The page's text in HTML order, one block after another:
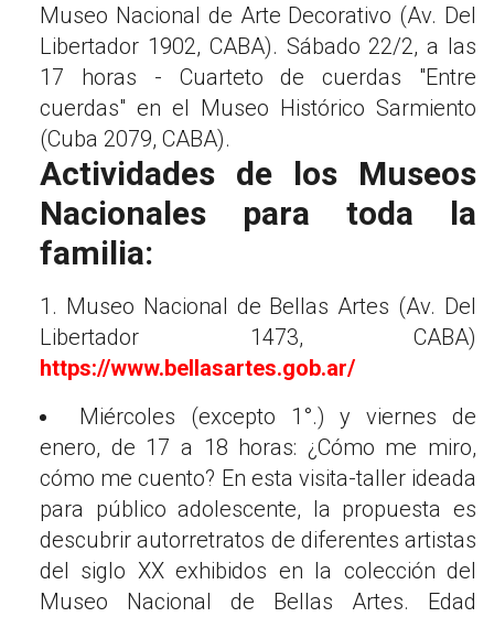
Museo Nacional de Arte Decorativo (Av. Del
Libertador 1902, CABA). Sábado 22/2, a las
17 horas - Cuarteto de cuerdas "Entre
cuerdas" en el Museo Histórico Sarmiento
(Cuba 2079, CABA).
Actividades de los Museos
Nacionales para toda la
familia:
1. Museo Nacional de Bellas Artes (Av. Del
Libertador 1473, CABA)
https://www.bellasartes.gob.ar/
Miércoles (excepto 1°.) y viernes de
enero, de 17 a 18 horas: ¿Cómo me miro,
cómo me cuento? En esta visita-taller ideada
para público adolescente, la propuesta es
descubrir autorretratos de diferentes artistas
del siglo XX exhibidos en la colección del
Museo Nacional de Bellas Artes. Edad